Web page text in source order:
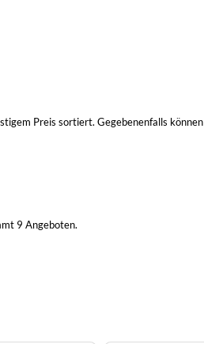
Preis sortiert. Gegebenenfalls können
9 Angeboten.